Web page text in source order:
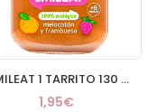
SMILEAT 1 TARRITO 130 G SABOR MELOCOTON Y FRAMBUESA
1,95€